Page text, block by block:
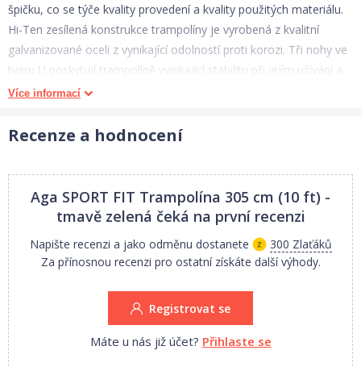
špičku, co se týče kvality provedení a kvality použitých materiálu.
Hi-Ten zesílená konstrukce trampolíny je vyrobená z kvalitní
galvanizované oceli z vynikající odolností proti korozi. Tři nohy ve
tvaru U poskytují trampolíně vynikající stabilitu při jejím užívání a
dovolují zatížení až do 160 kg. Odrazová plocha trampolíny je
povrchem a odolností proti UV záření. Horní ochranná síť
Maximální možnou bezpečnost trampolíny pak zajištuje
polstrovaný obvodový pás (kryt pružin), vyrobený z PVC, který
překrývá pružiny po celém obvodu trampolíny. Všechny
trampolíny Aga SPORT FIT splňují ty nejpřísnější bezpečnostní
normy (EN-71) a jsou opatřeny certifikátem německé zkušebny
TÜV-GS.
Obsah balení:
Více informací
Recenze a hodnocení
Aga SPORT FIT Trampolína 305 cm (10 ft) -
tmavě zelená čeká na první recenzi
Napište recenzi a jako odměnu dostanete
300 Zlaťáků
Za přínosnou recenzi pro ostatní získáte další výhody.
Registrovat se
Máte u nás již účet? Přihlaste se